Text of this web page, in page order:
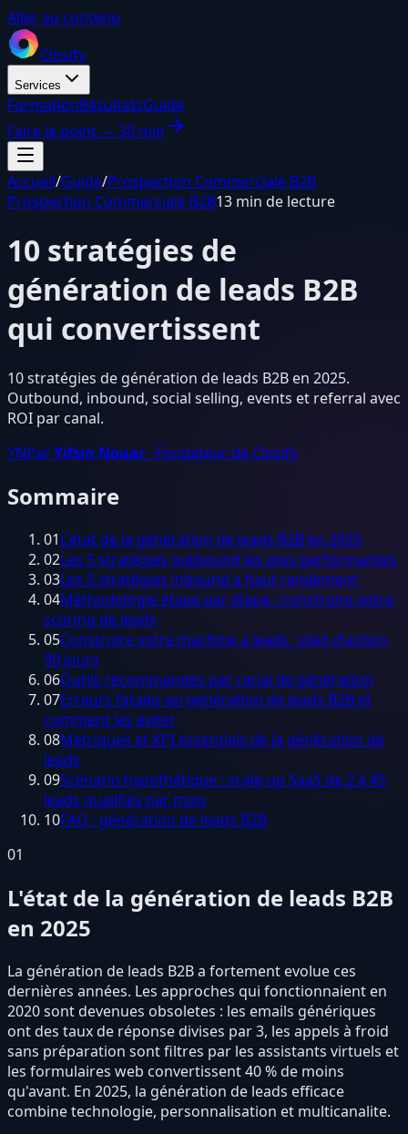
Aller au contenu
Closify
Services
FormationRésultatsGuide
Faire le point — 30 min
Accueil/Guide/Prospection Commerciale B2B
Prospection Commerciale B2B13 min de lecture
10 stratégies de
génération de leads B2B
qui convertissent
10 stratégies de génération de leads B2B en 2025.
Outbound, inbound, social selling, events et referral avec
ROI par canal.
YNParYifsin Nouar · Fondateur de Closify
Sommaire
01L'état de la génération de leads B2B en 2025
02Les 5 stratégies outbound les plus performantes
03Les 5 stratégies inbound a haut rendement
04Méthodologie étape par étape : construire votre
scoring de leads
05Construire votre machine a leads : plan d'action
90 jours
06Outils recommandes par canal de génération
07Erreurs fatales en génération de leads B2B et
comment les éviter
08Metriques et KPI essentiels de la génération de
leads
09Scénario hypothétique : scale-up SaaS de 2 à 45
leads qualifiés par mois
10FAQ : génération de leads B2B
01
L'état de la génération de leads B2B
en 2025
La génération de leads B2B a fortement evolue ces
dernières années. Les approches qui fonctionnaient en
2020 sont devenues obsoletes : les emails génériques
ont des taux de réponse divises par 3, les appels à froid
sans préparation sont filtres par les assistants virtuels et
les formulaires web convertissent 40 % de moins
qu'avant. En 2025, la génération de leads efficace
combine technologie, personnalisation et multicanalite.